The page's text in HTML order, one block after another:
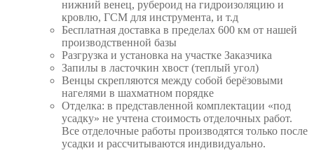
нижний венец, рубероид на гидроизоляцию и
кровлю, ГСМ для инструмента, и т.д
Бесплатная доставка в пределах 600 км от нашей
производственной базы
Разгрузка и установка на участке Заказчика
Запилы в ласточкин хвост (теплый угол)
Венцы скрепляются между собой берёзовыми
нагелями в шахматном порядке
Отделка: в представленной комплектации «под
усадку» не учтена стоимость отделочных работ.
Все отделочные работы производятся только после
усадки и рассчитываются индивидуально.